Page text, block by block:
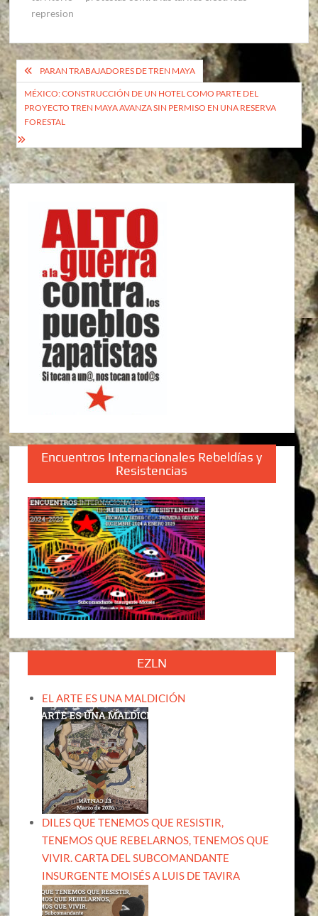
represion
Navegación
de
entradas
PARAN TRABAJADORES DE TREN MAYA
MÉXICO: CONSTRUCCIÓN DE UN HOTEL COMO PARTE DEL
PROYECTO TREN MAYA AVANZA SIN PERMISO EN UNA RESERVA
FORESTAL
Encuentros Internacionales Rebeldías y
Resistencias
EZLN
EL ARTE ES UNA MALDICIÓN
DILES QUE TENEMOS QUE RESISTIR,
TENEMOS QUE REBELARNOS, TENEMOS QUE
VIVIR. CARTA DEL SUBCOMANDANTE
INSURGENTE MOISÉS A LUIS DE TAVIRA